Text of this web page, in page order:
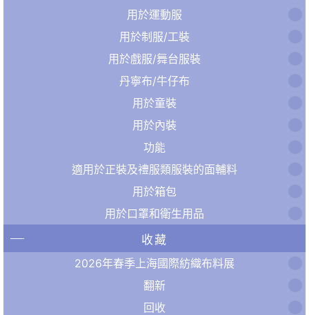
用於運動服
用於制服/工裝
用於戲服/舞台服裝
丹寧布/牛仔布
用於童裝
用於內裝
功能
適用於正裝及禮服類服裝的面輔料
用於箱包
用於口罩和衛生用品
收藏
2026年春季上海國際紡織布料展
翻新
回收